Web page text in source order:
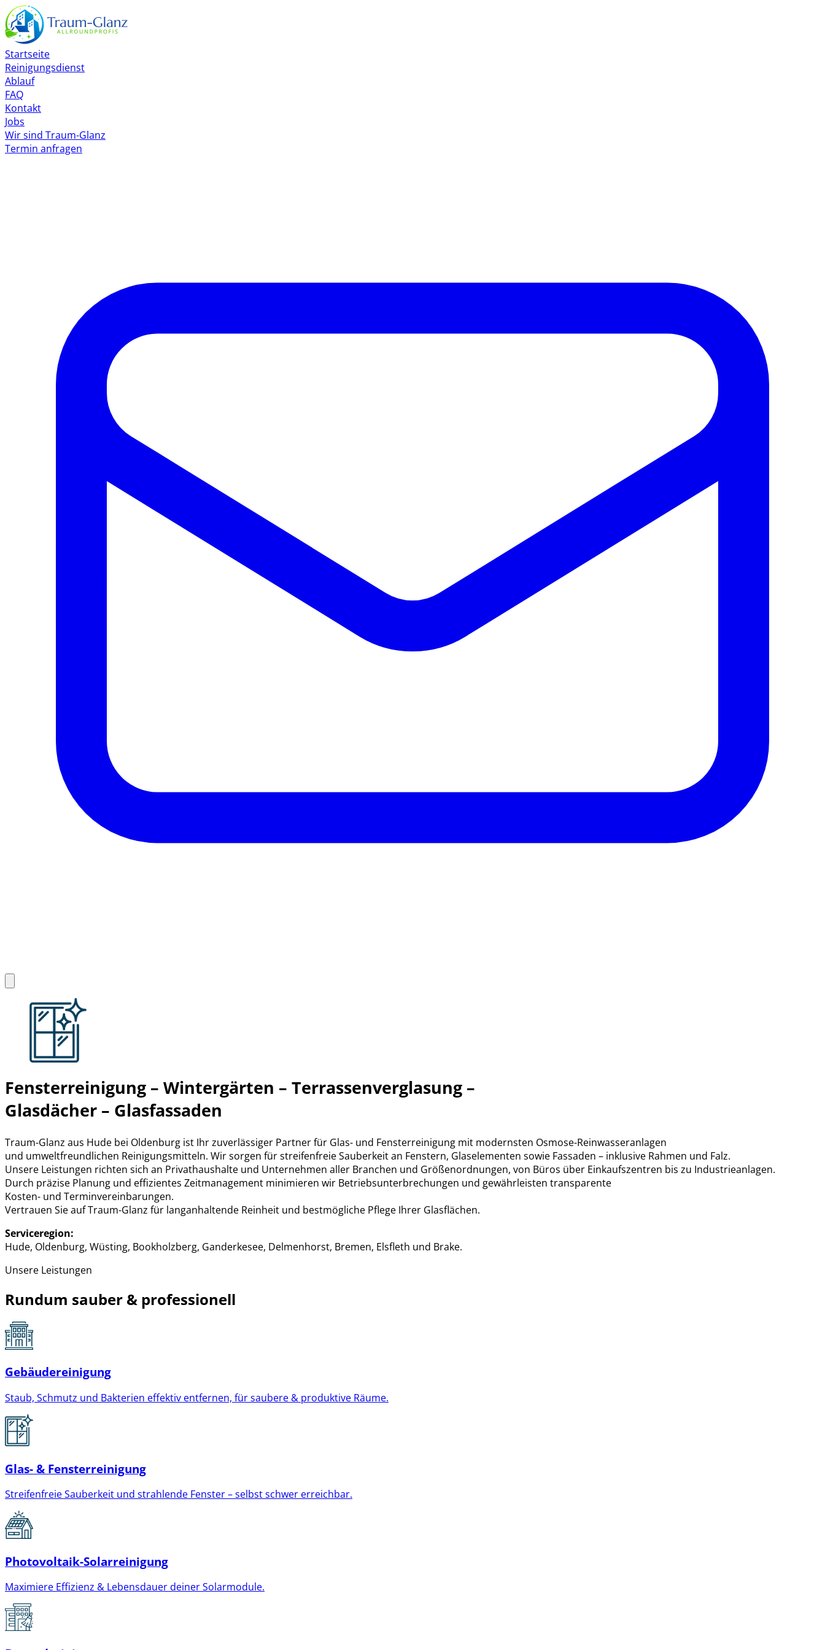
Startseite
Reinigungsdienst
Ablauf
FAQ
Kontakt
Jobs
Wir sind Traum-Glanz
Termin anfragen
Fensterreinigung – Wintergärten – Terrassenverglasung –
Glasdächer – Glasfassaden
Traum-Glanz aus Hude bei Oldenburg ist Ihr zuverlässiger Partner für Glas- und Fensterreinigung mit modernsten Osmose-Reinwasseranlagen
und umweltfreundlichen Reinigungsmitteln. Wir sorgen für streifenfreie Sauberkeit an Fenstern, Glaselementen sowie Fassaden – inklusive Rahmen und Falz.
Unsere Leistungen richten sich an Privathaushalte und Unternehmen aller Branchen und Größenordnungen, von Büros über Einkaufszentren bis zu Industrieanlagen.
Durch präzise Planung und effizientes Zeitmanagement minimieren wir Betriebsunterbrechungen und gewährleisten transparente
Kosten- und Terminvereinbarungen.
Vertrauen Sie auf Traum-Glanz für langanhaltende Reinheit und bestmögliche Pflege Ihrer Glasflächen.
Serviceregion:
Hude, Oldenburg, Wüsting, Bookholzberg, Ganderkesee, Delmenhorst, Bremen, Elsfleth und Brake.
Unsere Leistungen
Rundum sauber & professionell
Gebäudereinigung
Staub, Schmutz und Bakterien effektiv entfernen, für saubere & produktive Räume.
Glas- & Fensterreinigung
Streifenfreie Sauberkeit und strahlende Fenster – selbst schwer erreichbar.
Photovoltaik-Solarreinigung
Maximiere Effizienz & Lebensdauer deiner Solarmodule.